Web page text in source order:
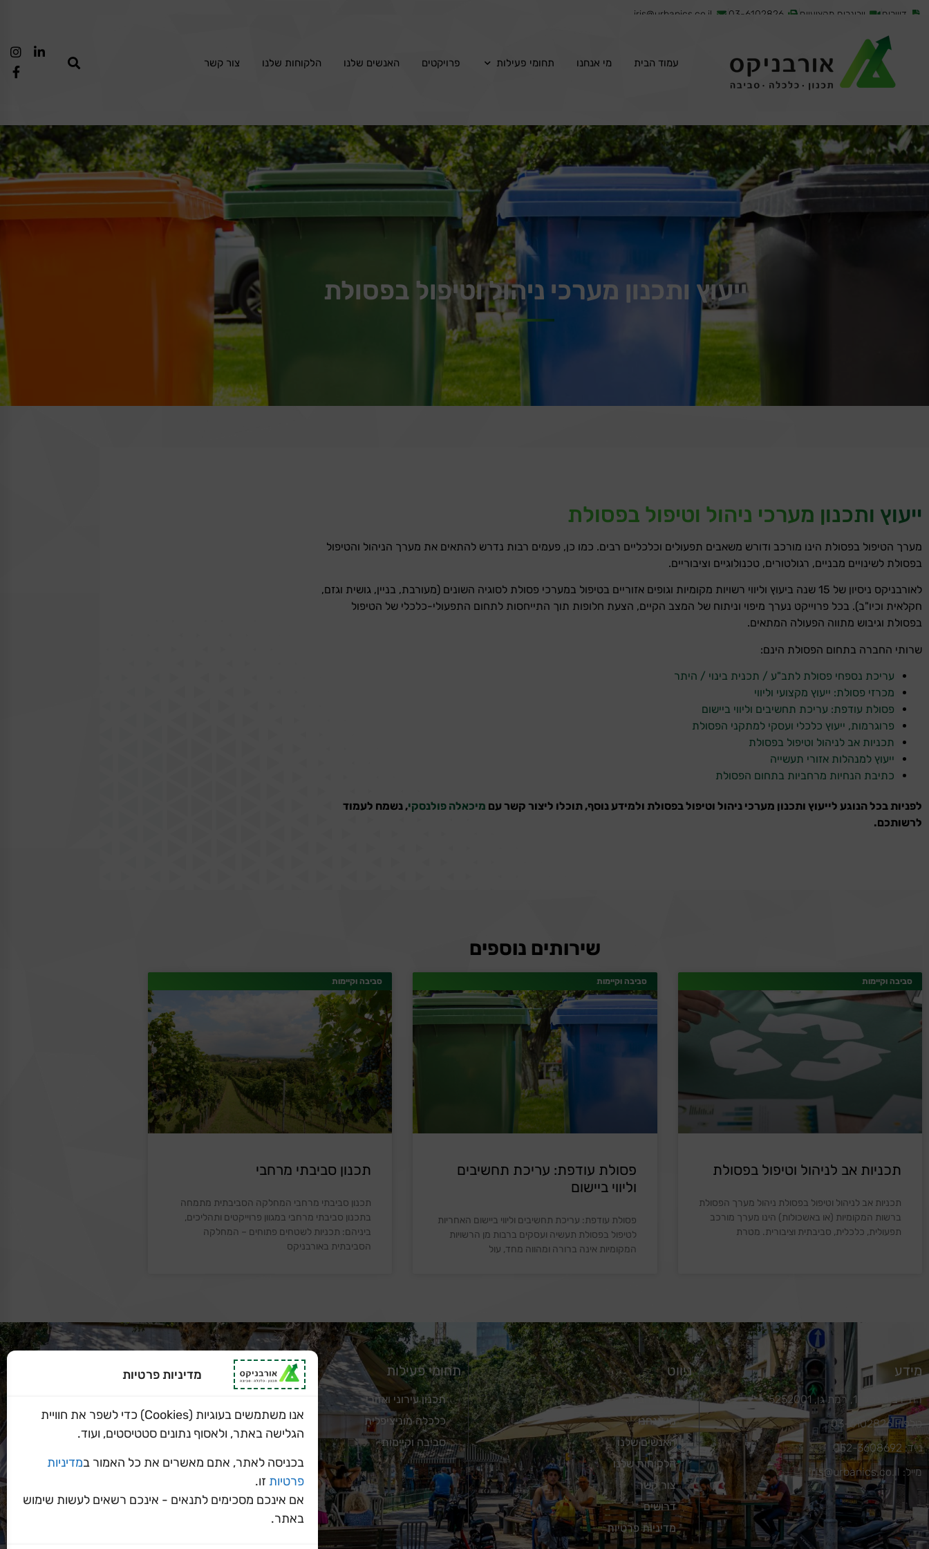
מדיניות פרטיות
אנו משתמשים בעוגיות (Cookies) כדי לשפר את חוויית
הגלישה באתר, ולאסוף נתונים סטטיסטים, ועוד.
בכניסה לאתר, אתם מאשרים את כל האמור במדיניות
פרטיות זו.
אם אינכם מסכימים לתנאים - אינכם רשאים לעשות שימוש
באתר.
דיוורים וובינרים מקצועיים 03-6102826
iris@urbanics.co.il
עמוד הבית מי אנחנו תחומי פעילות פרויקטים האנשים שלנו הלקוחות שלנו צור קשר
ייעוץ ותכנון מערכי ניהול וטיפול בפסולת
ייעוץ ותכנון מערכי ניהול וטיפול בפסולת
מערך הטיפול בפסולת הינו מורכב ודורש משאבים תפעולים וכלכליים רבים. כמו כן, פעמים רבות נדרש להתאים את מערך הניהול והטיפול
בפסולת לשינויים מבניים, רגולטורים, טכנולוגיים וציבוריים.
לאורבניקס ניסיון של 15 שנה ביעוץ וליווי רשויות מקומיות וגופים אזוריים בטיפול במערכי פסולת לסוגיה השונים (מעורבת, בניין, גושית וגזם,
חקלאית וכיו"ב). בכל פרוייקט נערך מיפוי וניתוח של המצב הקיים, הצעת חלופות תוך התייחסות לתחום התפעולי-כלכלי של הטיפול
בפסולת וגיבוש מתווה הפעולה המתאים.
שרותי החברה בתחום הפסולת הינם:
עריכת נספחי פסולת לתב"ע / תכנית בינוי / היתר
מכרזי פסולת: ייעוץ מקצועי וליווי
פסולת עודפת: עריכת תחשיבים וליווי ביישום
פרוגרמות, ייעוץ כלכלי ועסקי למתקני הפסולת
תכניות אב לניהול וטיפול בפסולת
ייעוץ למנהלות אזורי תעשייה
כתיבת הנחיות מרחביות בתחום הפסולת
לפניות בכל הנוגע לייעוץ ותכנון מערכי ניהול וטיפול בפסולת ולמידע נוסף, תוכלו ליצור קשר עם מיכאלה פולנסקי, נשמח לעמוד
לרשותכם.
שירותים נוספים
סביבה וקיימות
תכניות אב לניהול וטיפול בפסולת
תכניות אב לניהול וטיפול בפסולת ניהול מערך הפסולת
ברשות המקומיות (או באשכולות) הינו מערך מורכב
תפעולית, כלכלית, סביבתית וציבורית. מטרת
סביבה וקיימות
פסולת עודפת: עריכת תחשיבים
וליווי ביישום
פסולת עודפת: עריכת תחשיבים וליווי ביישום האחריות
לטיפול בפסולת תעשיה ועסקים ברבות מן הרשויות
המקומיות אינה ברורה ומהווה מחד, עול
סביבה וקיימות
תכנון סביבתי מרחבי
תכנון סביבתי מרחבי המחלקה הסביבתית מתמחה
בתכנון סביבתי מרחבי במגוון פרוייקטים ותהליכים,
ביניהם: תכניות לשטחים פתוחים – המחלקה
הסביבתית באורבניקס
מידע
רח' ז'בוטינסקי 1, רמת גן, 5252001
טלפון: 03-6102826
נייד: 052-3608692
מייל: iris@urbanics.co.il
ניווט
עמוד הבית
מי אנחנו
האנשים שלנו
הלקוחות שלנו
צור קשר
דרושים
מדיניות פרטיות
תחומי פעילות
תכנון עירוני ואזורי
כלכלה מוניציפלית
סביבה וקיימות